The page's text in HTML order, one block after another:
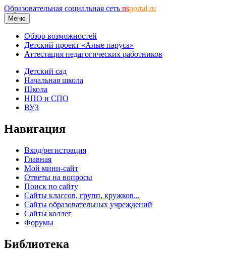
Образовательная социальная сеть nsportal.ru
Меню
Обзор возможностей
Детский проект «Алые паруса»
Аттестация педагогических работников
Детский сад
Начальная школа
Школа
НПО и СПО
ВУЗ
Навигация
Вход/регистрация
Главная
Мой мини-сайт
Ответы на вопросы
Поиск по сайту
Сайты классов, групп, кружков...
Сайты образовательных учреждений
Сайты коллег
Форумы
Библиотека